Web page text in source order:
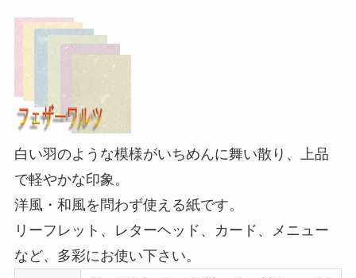
白い羽のような模様がいちめんに舞い散り、上品
で軽やかな印象。
洋風・和風を問わず使える紙です。
リーフレット、レターヘッド、カード、メニュー
など、多彩にお使い下さい。